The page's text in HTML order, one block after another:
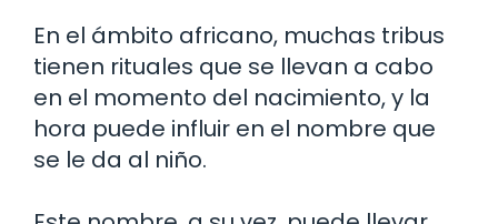
En el ámbito africano, muchas tribus
tienen rituales que se llevan a cabo
en el momento del nacimiento, y la
hora puede influir en el nombre que
se le da al niño.